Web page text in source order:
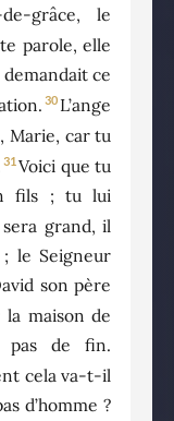
grâce, le
parole, elle
ce
30 L’ange
Marie, car tu
31 Voici que tu
fils ; tu lui
grand, il
le Seigneur
son père
maison de
pas de fin.
cela va-t-il
d’homme ?